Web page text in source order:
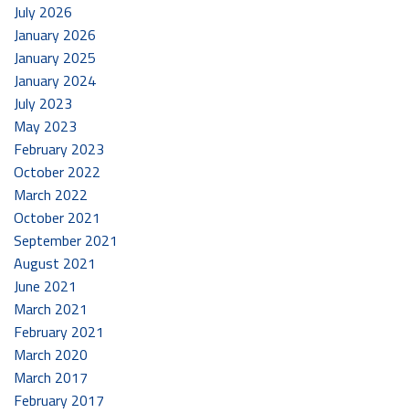
July 2026
January 2026
January 2025
January 2024
July 2023
May 2023
February 2023
October 2022
March 2022
October 2021
September 2021
August 2021
June 2021
March 2021
February 2021
March 2020
March 2017
February 2017